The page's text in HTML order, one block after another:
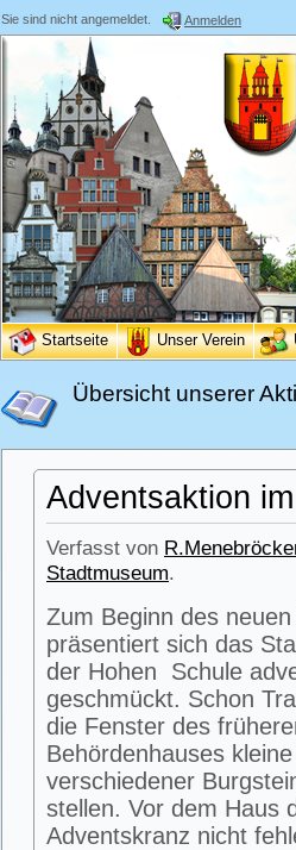
Sie sind nicht angemeldet. Anmelden
Startseite Unser Verein
Übersicht unserer
Adventsaktion
Verfasst von
Stadtmuseum.
Zum Beginn des
präsentiert sich das
der Hohen Schule
geschmückt. Schon
die Fenster des
Behördenhauses
verschiedener
stellen. Vor dem Haus
Adventskranz nicht